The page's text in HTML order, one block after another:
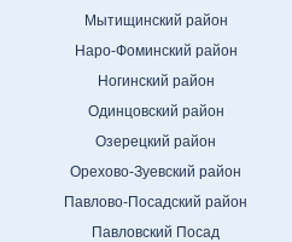
Мытищинский район
Наро-Фоминский район
Ногинский район
Одинцовский район
Озерецкий район
Орехово-Зуевский район
Павлово-Посадский район
Павловский Посад